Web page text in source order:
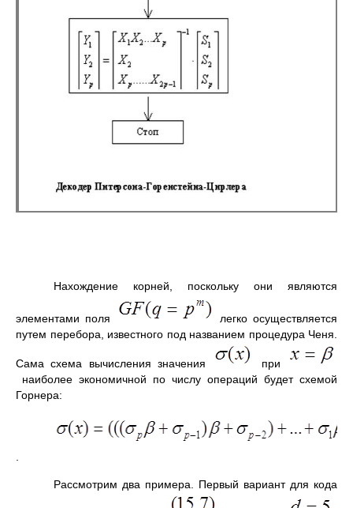
Нахождение корней, поскольку они являются
элементами поля
легко осуществляется
путем перебора, известного под названием процедура Ченя.
Сама схема вычисления значения
при
наиболее экономичной по числу операций будет схемой
Горнера:
Рассмотрим два примера. Первый вариант для кода